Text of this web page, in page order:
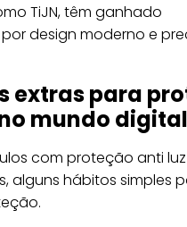
TiJN, têm ganhado
design moderno e
extras para
mundo digital
com proteção anti
alguns hábitos simples